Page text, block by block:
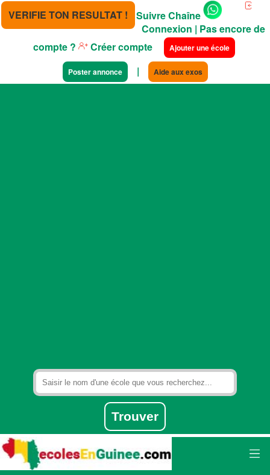
VERIFIE TON RESULTAT !
Suivre Chaîne
Connexion | Pas encore de
compte ?
Créer compte Ajouter une école
Poster annonce | Aide aux exos